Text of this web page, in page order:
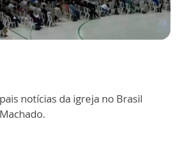
notícias da igreja no Brasil